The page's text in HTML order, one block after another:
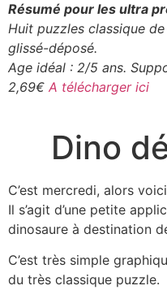
Résumé pour les ultra
Huit puzzles classique
glissé-déposé.
Age idéal : 2/5 ans.
2,69€ A télécharger ici
Dino
C’est mercredi, alors
Il s’agit d’une petite
dinosaure à destination
C’est très simple
du très classique puzzle.